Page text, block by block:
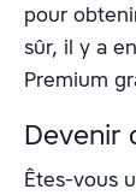
pour
sûr, il y a
Premium
Devenir
Êtes-vous